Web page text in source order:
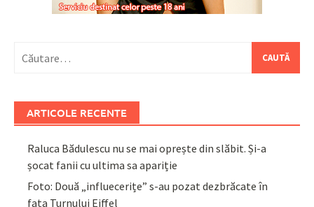
după:
ARTICOLE RECENTE
Raluca Bădulescu nu se mai oprește din slăbit. Și-a
șocat fanii cu ultima sa apariție
Foto: Două „influecerițe” s-au pozat dezbrăcate în
fața Turnului Eiffel